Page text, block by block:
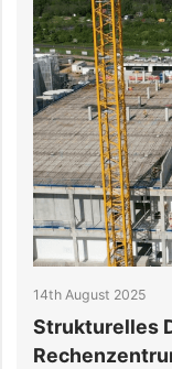
14th August 2025
Strukturelles